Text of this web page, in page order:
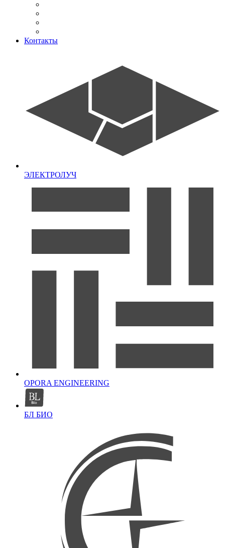
Контакты
ЭЛЕКТРОЛУЧ
OPORA ENGINEERING
БЛ БИО